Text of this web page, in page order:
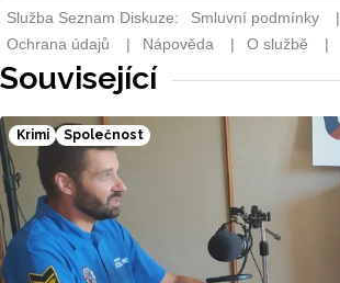
Související
Krimi Společnost